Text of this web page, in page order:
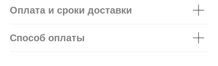
Оплата и сроки доставки
Способ оплаты